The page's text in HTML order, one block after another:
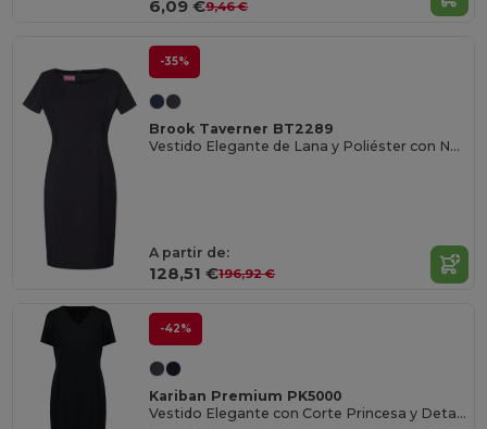
6,09 €9,46 €
-35%
Brook Taverner BT2289
Vestido Elegante de Lana y Poliéster con Nanotech
A partir de:
128,51 €196,92 €
-42%
Kariban Premium PK5000
Vestido Elegante con Corte Princesa y Detalles Finos